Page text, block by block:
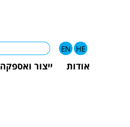
HE
EN
אודות ייצור ואספקה